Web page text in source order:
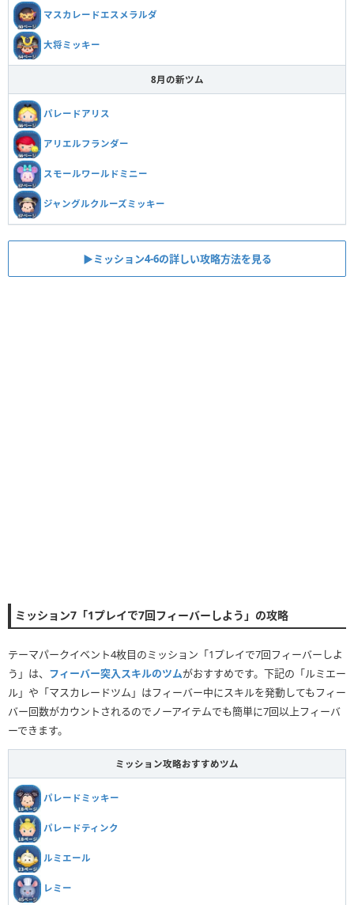
マスカレードエスメラルダ
大将ミッキー
8月の新ツム
パレードアリス
アリエルフランダー
スモールワールドミニー
ジャングルクルーズミッキー
▶ミッション4-6の詳しい攻略方法を見る
ミッション7「1プレイで7回フィーバーしよう」の攻略
テーマパークイベント4枚目のミッション「1プレイで7回フィーバーしよ
う」は、 フィーバー突入スキルのツムがおすすめです。下記の「ルミエー
ル」や「マスカレードツム」はフィーバー中にスキルを発動してもフィー
バー回数がカウントされるのでノーアイテムでも簡単に7回以上フィーバ
ーできます。
ミッション攻略おすすめツム
パレードミッキー
パレードティンク
ルミエール
レミー